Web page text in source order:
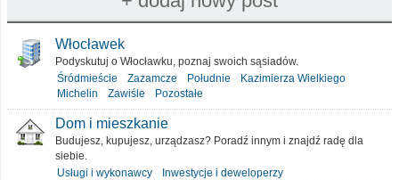
Włocławek
Podyskutuj o Włocławku, poznaj swoich sąsiadów.
Śródmieście
Zazamcze Południe
Kazimierza Wielkiego
Michelin
Zawiśle Pozostałe
Dom i mieszkanie
Budujesz, kupujesz, urządzasz? Poradź innym i znajdź radę dla
siebie.
Usługi i wykonawcy
Inwestycje i deweloperzy